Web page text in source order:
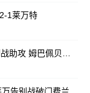
1莱万特